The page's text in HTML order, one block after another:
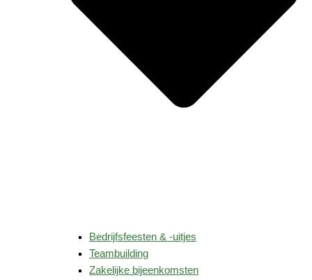
Bedrijfsfeesten & -uitjes
Teambuilding
Zakelijke bijeenkomsten